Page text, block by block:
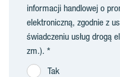
informacji handlowej o
elektroniczną, zgodnie z
świadczeniu usług drogą
zm.).
Tak